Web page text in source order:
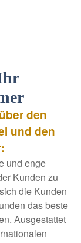
den
und den
und enge
Kunden zu
die Kunden
das beste
Ausgestattet